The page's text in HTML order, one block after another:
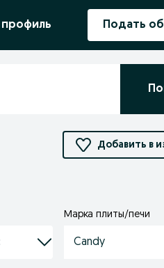
профиль Подать
Добавить в
Марка плиты/печи
Candy